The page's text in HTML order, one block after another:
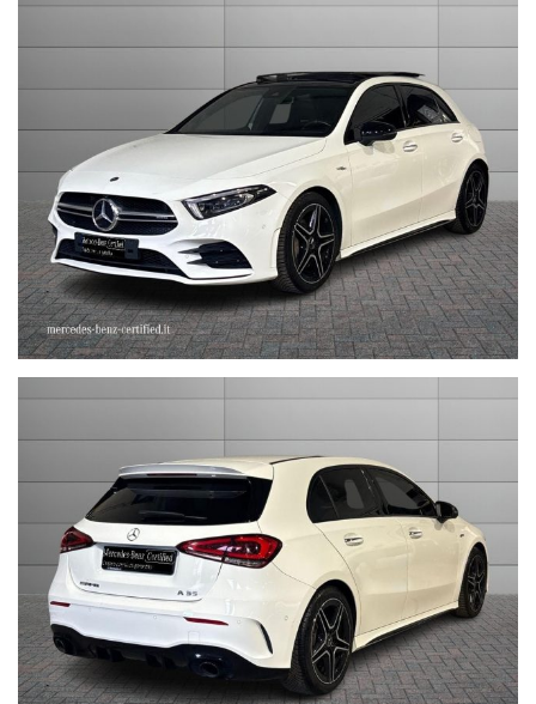
LA INVITIAMO A SPECIFICARE:
- UN RECAPITO TELEFONICO
- IN CASO DI AUTO DA DARE IN PERMUTA (MODELLO, ANNO DI
IMMATRICOLAZIONE, KM)
STEFAUTO S.P.A.BOLOGNA
VIA BENTINI, 111
VIALE BERTI - PICHAT, 10 - 40127 BOLOGNA
--------------------------------------------------------------------------
Stefauto S.p.a. declina ogni responsabilità per eventuali non
conformità relative ad equipaggiamento, omologazioni anti
inquinamento, accessori, ecc. pubblicate nei diversi portali.
Dette informazioni che non rappresentano in alcun modo un
impegno contrattuale in quanto non ci è possibile intervenire su
eventuali errori di stampa.